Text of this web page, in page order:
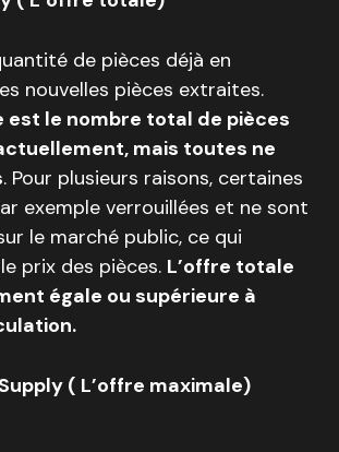
de pièces déjà en
nouvelles pièces extraites.
est le nombre total de pièces
mais toutes ne
. Pour plusieurs raisons, certaines
exemple verrouillées et ne sont
le marché public, ce qui
prix des pièces. L’offre totale
égale ou supérieure à
( L’offre maximale)